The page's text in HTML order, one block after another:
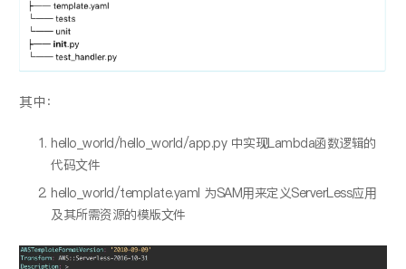
其中：
hello_world/hello_world/app.py 中实现Lambda函数逻辑的
代码⽂件
hello_world/template.yaml 为SAM⽤来定义ServerLess应⽤
及其所需资源的模版⽂件